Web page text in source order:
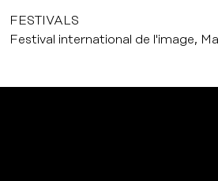
FESTIVALS
Festival international de l'image,